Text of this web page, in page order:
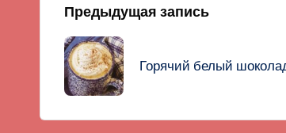
Навигация
записи
Предыдущая запись
Горячий белый